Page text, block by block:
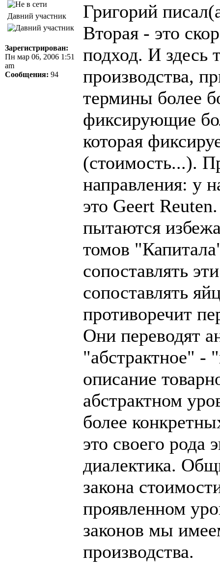
Давний участник
Зарегистрирован:
Пн мар 06, 2006 1:51
am
Сообщения: 94
Григорий
Вторая - это
подход. И здесь
производства,
термины более
фиксирующие
которая
(стоимость...).
направления: у
это Geert
пытаются
томов
сопоставлять
сопоставлять
противоречит
Они переводят
"абстрактное" -
описание
абстрактном
более
это своего рода
диалектика.
закона
проявленном
законов мы
производства.